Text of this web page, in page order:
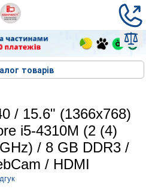
товарів
/ 15.6" (1366x768)
i5-4310M (2 (4)
/ 8 GB DDR3 /
/ HDMI